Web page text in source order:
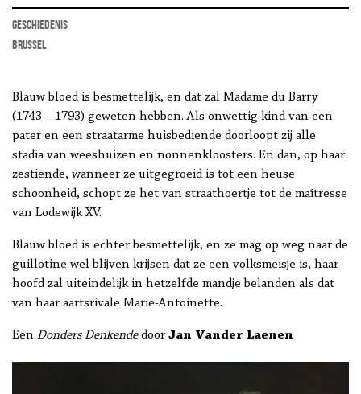
geschiedenis
Brussel
Blauw bloed is besmettelijk, en dat zal Madame du Barry
(1743 – 1793) geweten hebben. Als onwettig kind van een
pater en een straatarme huisbediende doorloopt zij alle
stadia van weeshuizen en nonnenkloosters. En dan, op haar
zestiende, wanneer ze uitgegroeid is tot een heuse
schoonheid, schopt ze het van straathoertje tot de maîtresse
van Lodewijk XV.
Blauw bloed is echter besmettelijk, en ze mag op weg naar de
guillotine wel blijven krijsen dat ze een volksmeisje is, haar
hoofd zal uiteindelijk in hetzelfde mandje belanden als dat
van haar aartsrivale Marie-Antoinette.
Een Donders DenkendedoorJan Vander Laenen